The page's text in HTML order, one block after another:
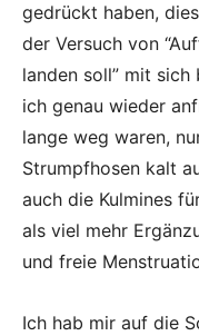
gedrückt haben,
der Versuch von
landen soll” mit
ich genau wieder
lange weg waren,
Strumpfhosen kalt
auch die Kulmines
als viel mehr
und freie
Ich hab mir auf die